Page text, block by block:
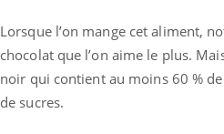
Lorsque l’on mange cet aliment,
chocolat que l’on aime le plus.
noir qui contient au moins 60 %
de sucres.